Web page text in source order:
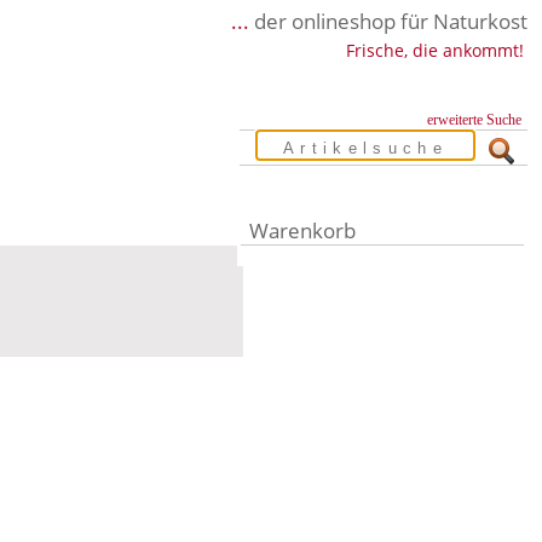
... der onlineshop für Naturkost
Frische, die ankommt!
erweiterte Suche
Warenkorb